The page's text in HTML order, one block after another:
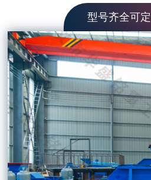
型号齐全可